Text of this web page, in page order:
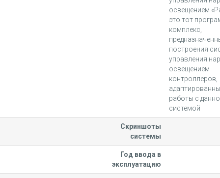
освещением
это тот
комплекс,
построения
управления
освещением
контроллеров,
работы с
системой
Скриншоты
системы
Год ввода в
эксплуатацию